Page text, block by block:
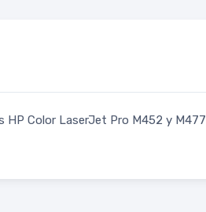
HP Color LaserJet Pro M452 y M477